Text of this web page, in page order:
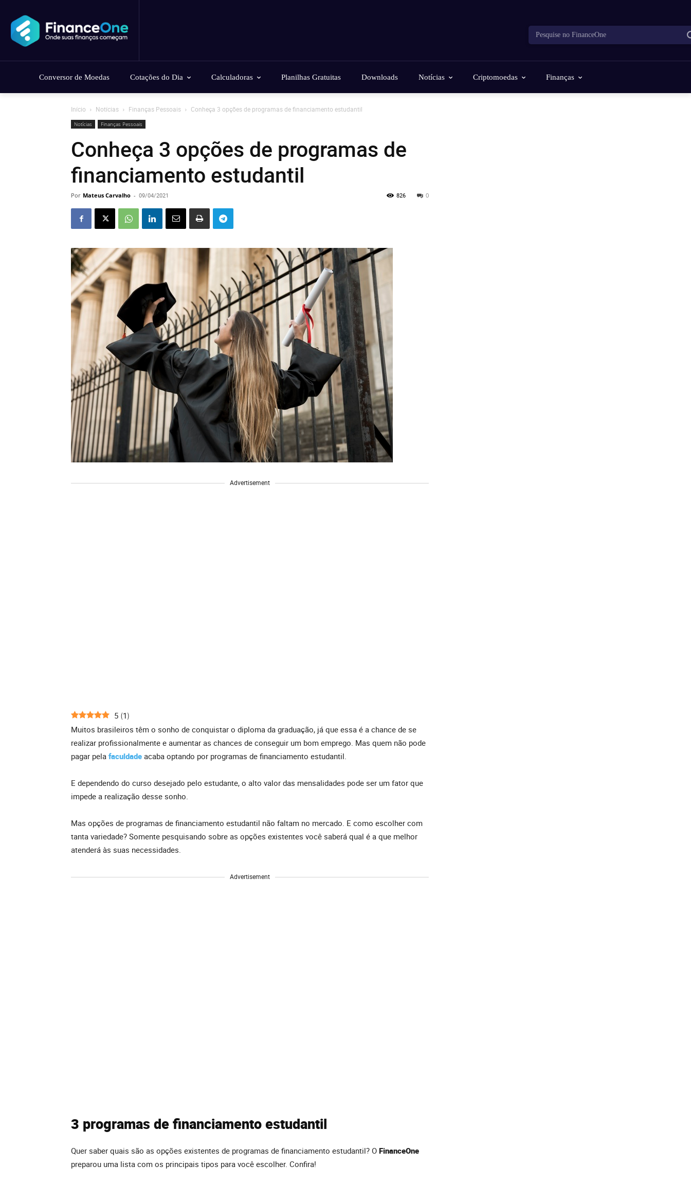
Pesquise no FinanceOne
Conversor de Moedas Cotações do Dia Calculadoras Planilhas Gratuitas Downloads Notícias Criptomoedas Finanças
Início Notícias Finanças Pessoais Conheça 3 opções de programas de financiamento estudantil
Notícias Finanças Pessoais
Conheça 3 opções de programas de
financiamento estudantil
Por Mateus Carvalho - 09/04/2021 0
826
Advertisement
5 (1)
Muitos brasileiros têm o sonho de conquistar o diploma da graduação, já que essa é a chance de se
realizar profissionalmente e aumentar as chances de conseguir um bom emprego. Mas quem não pode
pagar pela faculdade acaba optando por programas de financiamento estudantil.
E dependendo do curso desejado pelo estudante, o alto valor das mensalidades pode ser um fator que
impede a realização desse sonho.
Mas opções de programas de financiamento estudantil não faltam no mercado. E como escolher com
tanta variedade? Somente pesquisando sobre as opções existentes você saberá qual é a que melhor
atenderá às suas necessidades.
Advertisement
3 programas de financiamento estudantil
Quer saber quais são as opções existentes de programas de financiamento estudantil? O FinanceOne
preparou uma lista com os principais tipos para você escolher. Confira!